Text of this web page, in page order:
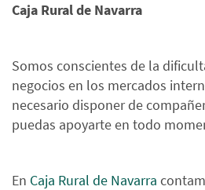
Caja Rural de Navarra
Somos conscientes de la
negocios en los mercados
necesario disponer de
puedas apoyarte en todo
En Caja Rural de Navarra